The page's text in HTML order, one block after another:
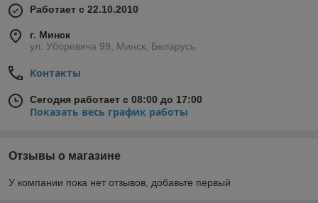
Работает с 22.10.2010
г. Минск
ул. Уборевича 99, Минск, Беларусь
Контакты
Сегодня работает с 08:00 до 17:00
Показать весь график работы
Отзывы о магазине
У компании пока нет отзывов, добавьте первый